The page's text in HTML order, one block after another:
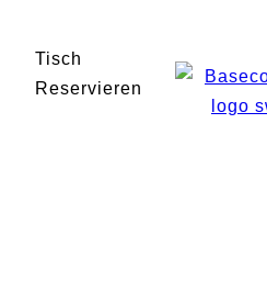
Inhalt
springen
Tisch
Reservieren